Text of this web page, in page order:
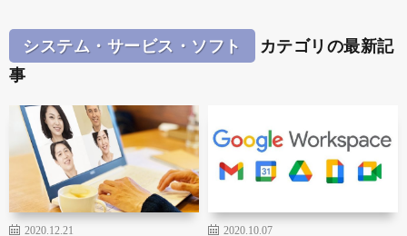
システム・サービス・ソフト
カテゴリの最新記
事
2020.12.21
2020.10.07